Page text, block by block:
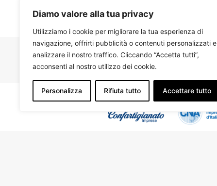
Diamo valore alla tua privacy
Utilizziamo i cookie per migliorare la tua esperienza di
navigazione, offrirti pubblicità o contenuti personalizzati e
analizzare il nostro traffico. Cliccando “Accetta tutti”,
acconsenti al nostro utilizzo dei cookie.
Personalizza Rifiuta tutto Accettare tutto